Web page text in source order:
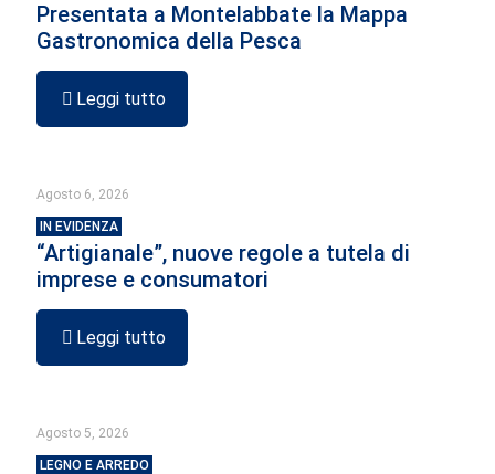
Presentata a Montelabbate la Mappa
Gastronomica della Pesca
Leggi tutto
Agosto 6, 2026
IN EVIDENZA
“Artigianale”, nuove regole a tutela di
imprese e consumatori
Leggi tutto
Agosto 5, 2026
LEGNO E ARREDO